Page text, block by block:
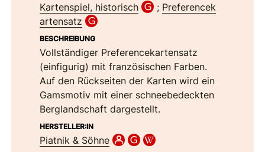
Kartenspiel, historisch ; Preferencek
artensatz
BESCHREIBUNG
Vollständiger Preferencekartensatz
(einfigurig) mit französischen Farben.
Auf den Rückseiten der Karten wird ein
Gamsmotiv mit einer schneebedeckten
Berglandschaft dargestellt.
HERSTELLER:IN
Piatnik & Söhne